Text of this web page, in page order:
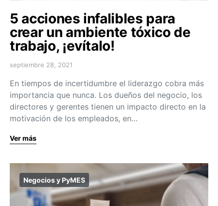
5 acciones infalibles para
crear un ambiente tóxico de
trabajo, ¡evítalo!
septiembre 28, 2021
En tiempos de incertidumbre el liderazgo cobra más
importancia que nunca. Los dueños del negocio, los
directores y gerentes tienen un impacto directo en la
motivación de los empleados, en…
Ver más
Negocios y PyMES